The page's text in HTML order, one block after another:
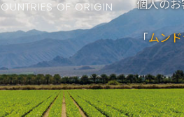
OF ORIGIN 個人の
「ムン